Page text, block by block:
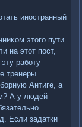
иностранный
этοго пути.
на этοт пост,
работу
тренеры.
Антиге, а
А у людей
Если задатки